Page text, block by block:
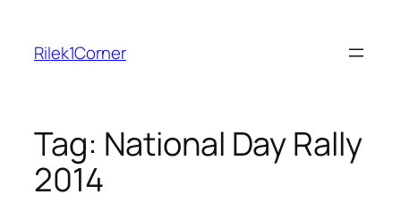
content
Rilek1Corner
Tag: National Day Rally
2014